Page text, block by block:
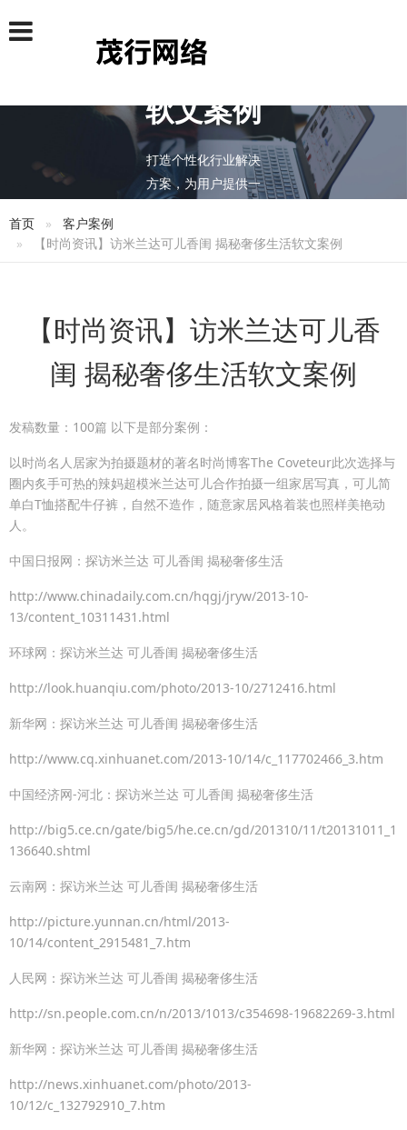
软文案例
打造个性化行业解决
方案，为用户提供一
首页
客户案例
【时尚资讯】访米兰达可儿香闺 揭秘奢侈生活软文案例
【时尚资讯】访米兰达可儿香
闺 揭秘奢侈生活软文案例
发稿数量：100篇 以下是部分案例：
以时尚名人居家为拍摄题材的著名时尚博客The Coveteur此次选择与
圈内炙手可热的辣妈超模米兰达可儿合作拍摄一组家居写真，可儿简
单白T恤搭配牛仔裤，自然不造作，随意家居风格着装也照样美艳动
人。
中国日报网：探访米兰达 可儿香闺 揭秘奢侈生活
http://www.chinadaily.com.cn/hqgj/jryw/2013-10-
13/content_10311431.html
环球网：探访米兰达 可儿香闺 揭秘奢侈生活
http://look.huanqiu.com/photo/2013-10/2712416.html
新华网：探访米兰达 可儿香闺 揭秘奢侈生活
http://www.cq.xinhuanet.com/2013-10/14/c_117702466_3.htm
中国经济网-河北：探访米兰达 可儿香闺 揭秘奢侈生活
http://big5.ce.cn/gate/big5/he.ce.cn/gd/201310/11/t20131011_1
136640.shtml
云南网：探访米兰达 可儿香闺 揭秘奢侈生活
http://picture.yunnan.cn/html/2013-
10/14/content_2915481_7.htm
人民网：探访米兰达 可儿香闺 揭秘奢侈生活
http://sn.people.com.cn/n/2013/1013/c354698-19682269-3.html
新华网：探访米兰达 可儿香闺 揭秘奢侈生活
http://news.xinhuanet.com/photo/2013-
10/12/c_132792910_7.htm